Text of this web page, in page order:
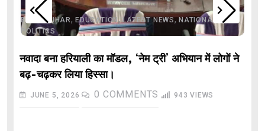
BIHAR,BIHAR, EDUCATION,LATEST NEWS,NATIONAL
POLITICS
नवादा बना हरियाली का मॉडल, ‘नेम ट्री’ अभियान में लोगों ने
बढ़-चढ़कर लिया हिस्सा।
JUNE 5, 2026 0 COMMENTS 943 VIEWS